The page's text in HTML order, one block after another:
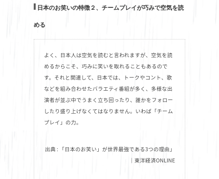
日本のお笑いの特徴２、チームプレイが巧みで空気を読
める
よく、日本人は空気を読むと言われますが、空気を読
めるからこそ、巧みに笑いを取れることもあるので
す。それと関連して、日本では、トークやコント、歌
などを組み合わせたバラエティ番組が多く、多様な出
演者が並ぶ中でうまく立ち回ったり、誰かをフォロー
したり盛り上げなくてはなりません。いわば「チーム
プレイ」の力。
出典 : 「日本のお笑い」が世界最強である3つの理由」
｜東洋経済ONLINE